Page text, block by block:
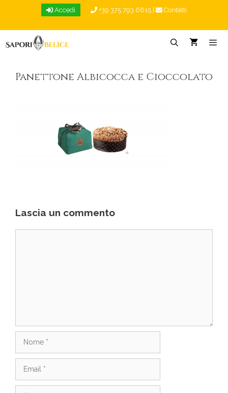
Accedi +39 375 793 6615 Contatti
Panettone Albicocca e Cioccolato
Lascia un commento